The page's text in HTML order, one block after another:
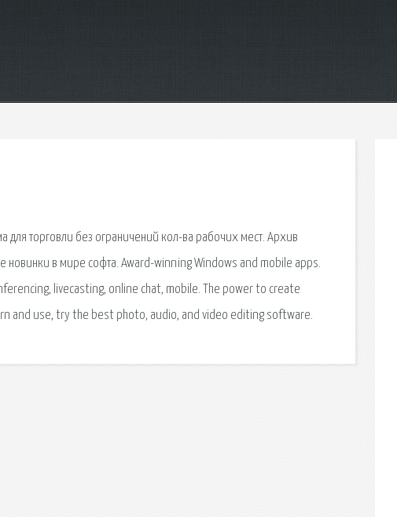
торговли без ограничений кол-ва рабочих мест. Архив
новинки в мире софта. Award-winning Windows and mobile apps.
livecasting, online chat, mobile. The power to create
and use, try the best photo, audio, and video editing software.